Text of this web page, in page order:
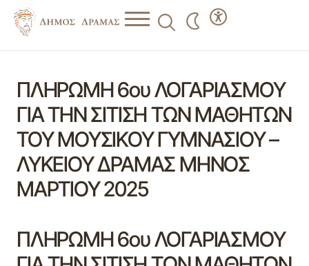
ΠΛΗΡΩΜΗ 6ου ΛΟΓΑΡΙΑΣΜΟΥ
ΓΙΑ ΤΗΝ ΣΙΤΙΣΗ ΤΩΝ ΜΑΘΗΤΩΝ
ΤΟΥ ΜΟΥΣΙΚΟΥ ΓΥΜΝΑΣΙΟΥ –
ΛΥΚΕΙΟΥ ΔΡΑΜΑΣ ΜΗΝΟΣ
ΜΑΡΤΙΟΥ 2025
ΠΛΗΡΩΜΗ 6ου ΛΟΓΑΡΙΑΣΜΟΥ